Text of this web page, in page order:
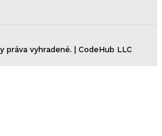
práva vyhradené. | CodeHub LLC